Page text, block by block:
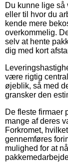
Du kunne lige så
eller til hvor du
kende mere
overkommelig.
selv at hente
dig med kort
være rigtig
øjeblik, så med
gransker den
De fleste firmaer
mange af deres
Forkromet,
gennemføres
mulighed for at